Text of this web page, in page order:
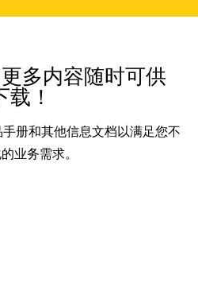
多内容随时可供
载！
册和其他信息文档以满足您不
业务需求。